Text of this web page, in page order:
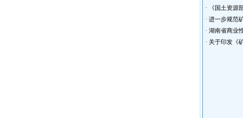
·
《国土资源
· 进一步规范
· 湖南省商业
· 关于印发《